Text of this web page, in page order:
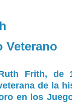
Veterano
Frith, de
de la
en los